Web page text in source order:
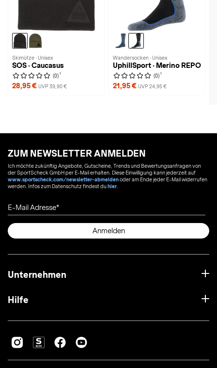
Skimütze · Unisex
SOS · Caucasus
(0) 1
28,95 € UVP 39,90 €
Wandersocken · Unisex
UphillSport · Merino REPO
(0) 1
21,95 € UVP 24,95 €
ZUM NEWSLETTER ANMELDEN
Ich möchte zukünftig Angebote, Gutscheine, Trends und Bewertungsanfragen von
der SportScheck GmbH per E-Mail erhalten. Diese Einwilligung kann jederzeit auf
www.sportscheck.com/newsletter-abmeldenoder am Ende jeder E-Mail widerrufen
werden. Infos zum Datenschutz findest duhier
E-Mail Adresse
Anmelden
Unternehmen
Hilfe